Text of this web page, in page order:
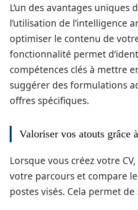
L’un des avantages uniques
l’utilisation de l’intelligence
optimiser le contenu de
fonctionnalité permet
compétences clés à mettre
suggérer des formulations
offres spécifiques.
Valoriser vos atouts grâce
Lorsque vous créez votre CV,
votre parcours et compare
postes visés. Cela permet de